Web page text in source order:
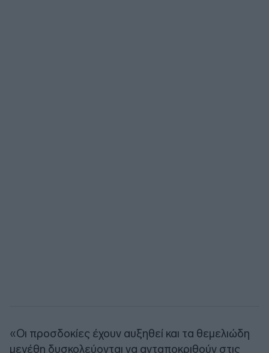
«Οι προσδοκίες έχουν αυξηθεί και τα θεμελιώδη
μεγέθη δυσκολεύονται να ανταποκριθούν στις